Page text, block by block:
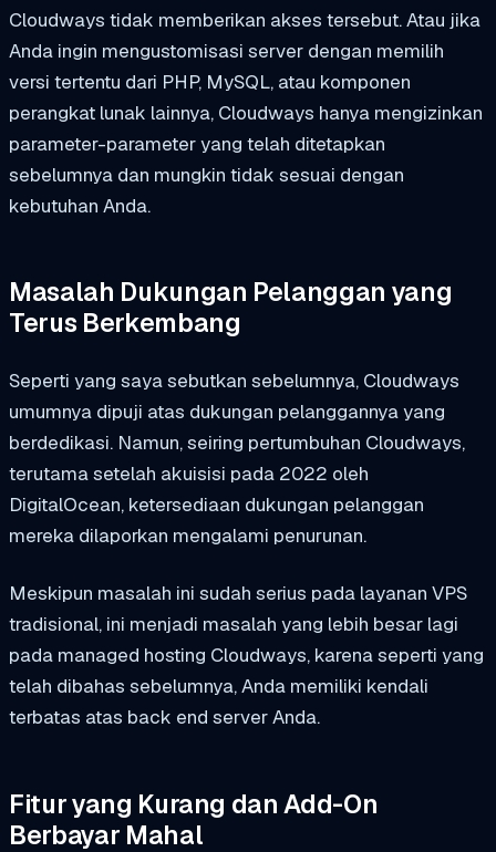
Cloudways tidak memberikan akses tersebut. Atau jika
Anda ingin mengustomisasi server dengan memilih
versi tertentu dari PHP, MySQL, atau komponen
perangkat lunak lainnya, Cloudways hanya mengizinkan
parameter-parameter yang telah ditetapkan
sebelumnya dan mungkin tidak sesuai dengan
kebutuhan Anda.
Masalah Dukungan Pelanggan yang
Terus Berkembang
Seperti yang saya sebutkan sebelumnya, Cloudways
umumnya dipuji atas dukungan pelanggannya yang
berdedikasi. Namun, seiring pertumbuhan Cloudways,
terutama setelah akuisisi pada 2022 oleh
DigitalOcean, ketersediaan dukungan pelanggan
mereka dilaporkan mengalami penurunan.
Meskipun masalah ini sudah serius pada layanan VPS
tradisional, ini menjadi masalah yang lebih besar lagi
pada managed hosting Cloudways, karena seperti yang
telah dibahas sebelumnya, Anda memiliki kendali
terbatas atas back end server Anda.
Fitur yang Kurang dan Add-On
Berbayar Mahal